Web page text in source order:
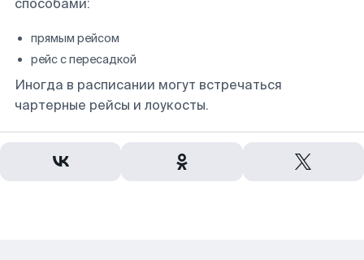
способами:
прямым рейсом
рейс с пересадкой
Иногда в расписании могут встречаться
чартерные рейсы и лоукосты.